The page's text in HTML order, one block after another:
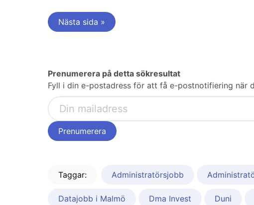
Nästa sida »
Prenumerera på detta sökresultat
Fyll i din e-postadress för att få e-postnotifiering när
Taggar: Administratörsjobb
Datajobb i Malmö Dma Invest Duni